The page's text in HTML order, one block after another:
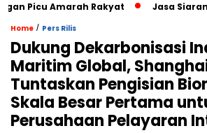
Picu Amarah Rakyat Jasa Siaran
Home / Pers Rilis
Dukung Dekarbonisasi
Maritim Global,
Tuntaskan Pengisian
Skala Besar Pertama
Perusahaan Pelayaran